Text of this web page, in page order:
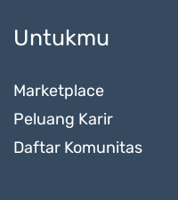
Untukmu
Marketplace
Peluang Karir
Daftar Komunitas